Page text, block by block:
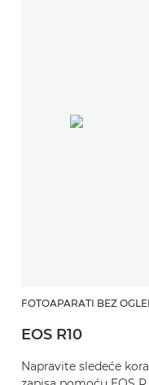
FOTOAPARATI BEZ
EOS R10
Napravite sledeće